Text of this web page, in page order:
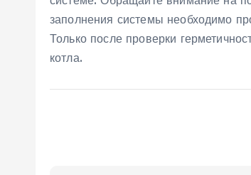
заполнения системы необходимо
Только после проверки
котла.